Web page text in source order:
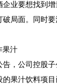
企业要想找到
局面。同时
果汁
告，公司控股
果汁饮料项